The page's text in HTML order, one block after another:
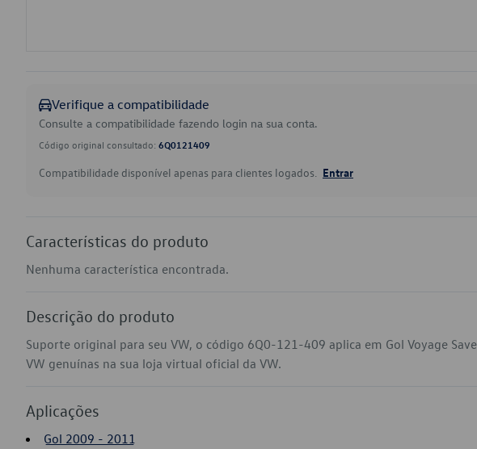
Verifique a compatibilidade
Consulte a compatibilidade fazendo login na sua conta.
Código original consultado: 6Q0121409
Compatibilidade disponível apenas para clientes logados. Entrar
Características do produto
Nenhuma característica encontrada.
Descrição do produto
Suporte original para seu VW, o código 6Q0-121-409 aplica em Gol Voyage
VW genuínas na sua loja virtual oficial da VW.
Aplicações
Gol 2009 - 2011